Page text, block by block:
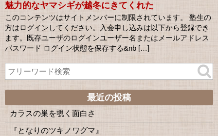
魅力的なヤマシギが越冬にきてくれた
このコンテンツはサイトメンバーに制限されています。 塾生の
方はログインしてください。入会申し込みは以下から登録でき
ます。既存ユーザのログインユーザー名またはメールアドレス
パスワード ログイン状態を保存する&nb […]
最近の投稿
カラスの巣を覗く面白さ
『となりのツキノワグマ』